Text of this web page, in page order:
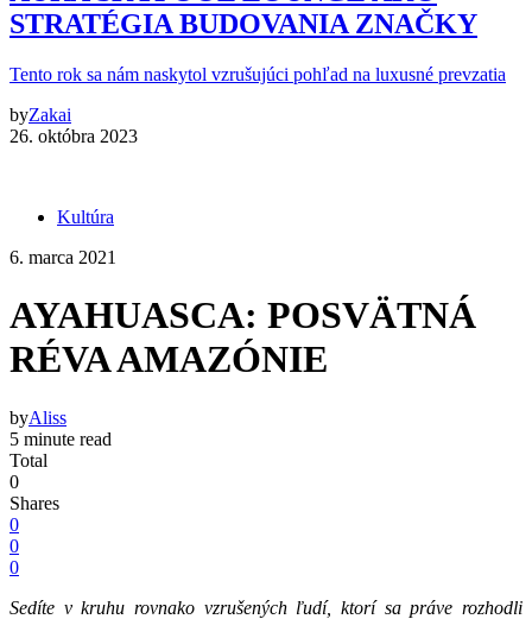
STRATÉGIA BUDOVANIA ZNAČKY
Tento rok sa nám naskytol vzrušujúci pohľad na luxusné prevzatia
byZakai
26. októbra 2023
Kultúra
6. marca 2021
AYAHUASCA: POSVÄTNÁ
RÉVA AMAZÓNIE
byAliss
5 minute read
Total
0
Shares
0
0
0
Sedíte v kruhu rovnako vzrušených ľudí, ktorí sa práve rozhodli